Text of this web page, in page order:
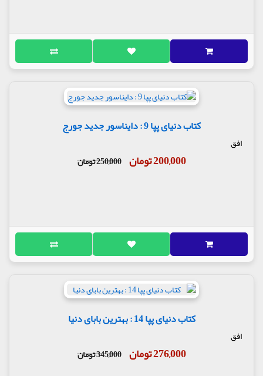
کتاب دنیای پپا 9 : دایناسور جدید جورج
افق
200,000 تومان 250,000 تومان
کتاب دنیای پپا 14 : بهترین بابای دنیا
افق
276,000 تومان 345,000 تومان